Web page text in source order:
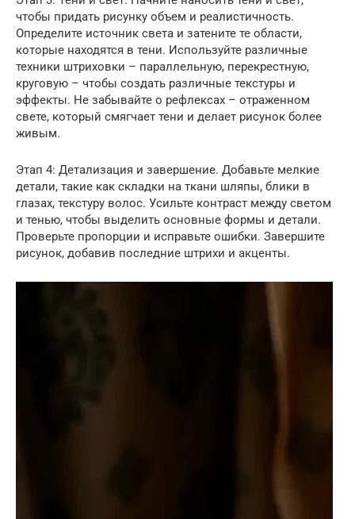
чтобы придать рисунку объем и реалистичность.
Определите источник света и затените те области,
которые находятся в тени. Используйте различные
техники штриховки – параллельную, перекрестную,
круговую – чтобы создать различные текстуры и
эффекты. Не забывайте о рефлексах – отраженном
свете, который смягчает тени и делает рисунок более
живым.
Этап 4: Детализация и завершение. Добавьте мелкие
детали, такие как складки на ткани шляпы, блики в
глазах, текстуру волос. Усильте контраст между светом
и тенью, чтобы выделить основные формы и детали.
Проверьте пропорции и исправьте ошибки. Завершите
рисунок, добавив последние штрихи и акценты.